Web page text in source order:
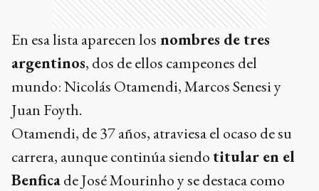
En esa lista aparecen los nombres de tres
argentinos, dos de ellos campeones del
mundo: Nicolás Otamendi, Marcos Senesi y
Juan Foyth.
Otamendi, de 37 años, atraviesa el ocaso de su
carrera, aunque continúa siendotitular en el
Benficade José Mourinho y se destaca como